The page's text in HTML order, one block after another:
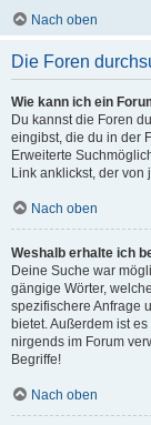
Nach oben
Die Foren
Wie kann ich ein
Du kannst die Foren
eingibst, die du in der
Erweiterte
Link anklickst, der von
Nach oben
Weshalb erhalte ich
Deine Suche war
gängige Wörter,
spezifischere Anfrage
bietet. Außerdem ist
nirgends im Forum
Begriffe!
Nach oben